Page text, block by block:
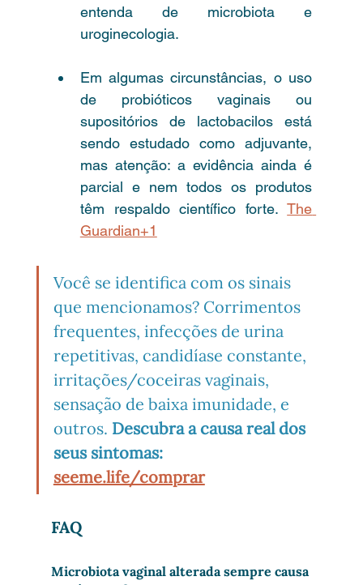
entenda de microbiota e
uroginecologia.
Em algumas circunstâncias, o uso
de probióticos vaginais ou
supositórios de lactobacilos está
sendo estudado como adjuvante,
mas atenção: a evidência ainda é
parcial e nem todos os produtos
têm respaldo científico forte. The
Guardian+1
Você se identifica com os sinais
que mencionamos? Corrimentos
frequentes, infecções de urina
repetitivas, candidíase constante,
irritações/coceiras vaginais,
sensação de baixa imunidade, e
outros. Descubra a causa real dos
seus sintomas:
seeme.life/comprar
FAQ
Microbiota vaginal alterada sempre causa